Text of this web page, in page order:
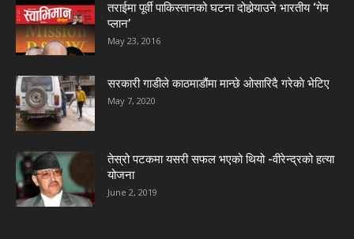
तराईमा पूर्वी पाकिस्तानको घटना दोहोर्‍याउने भारतीय ‘गेम
प्लान’
May 23, 2016
सरकारी गाडीले काठमाडौंमा मान्छे ओसारिदै गरेकाे भेटिए
May 7, 2020
तेस्रो पटकमा यसरी सफल भएको थियो -वीरेन्द्रको हत्या
योजना
June 2, 2019